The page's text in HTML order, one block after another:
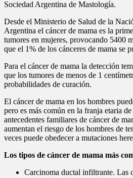
Sociedad Argentina de Mastología.
Desde el Ministerio de Salud de la
Argentina el cáncer de mama es la
tumores en mujeres, provocando 5400
que el 1% de los cánceres de mama se
Para el cáncer de mama la detección
que los tumores de menos de 1
probabilidades de curación.
El cáncer de mama en los hombres
pero es más común en la franja etaria
antecedentes familiares de cáncer de
aumentan el riesgo de los hombres de
veces puede obedecer a mutaciones
Los tipos de cáncer de mama más
Carcinoma ductal infiltrante. Las